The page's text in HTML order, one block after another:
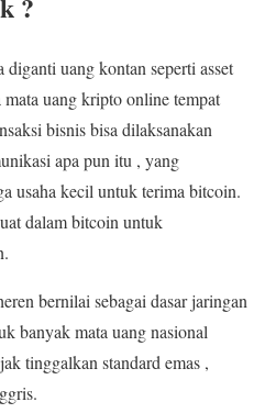
diganti uang kontan seperti asset
uang kripto online tempat
bisnis bisa dilaksanakan
apa pun itu , yang
usaha kecil untuk terima bitcoin.
dalam bitcoin untuk
bernilai sebagai dasar jaringan
banyak mata uang nasional
tinggalkan standard emas ,